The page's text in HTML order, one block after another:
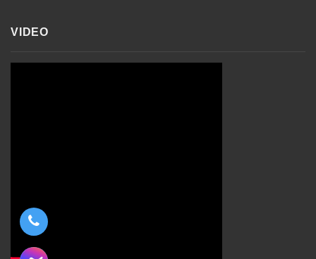
VIDEO